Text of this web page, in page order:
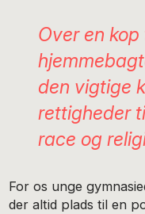
Over en
den vigtige
rettigheder
race og
For os unge
der altid plads til en